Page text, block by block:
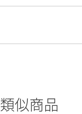
類似商品